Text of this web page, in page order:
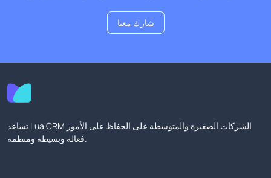
شارك معنا
تساعد Lua CRM الشركات الصغيرة والمتوسطة على الحفاظ على الأمور
فعالة وبسيطة ومنظمة.